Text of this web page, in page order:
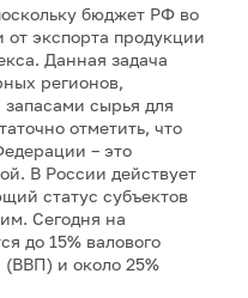
бюджет РФ во
от экспорта продукции
Данная задача
регионов,
сырья для
отметить, что
– это
В России действует
статус субъектов
Сегодня на
до 15% валового
(ВВП) и около 25%